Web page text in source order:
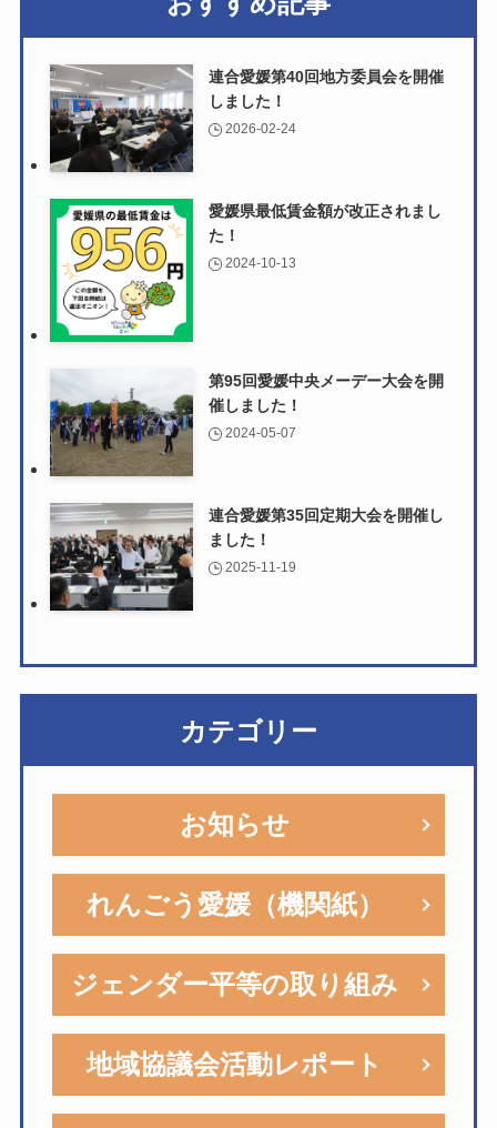
連合愛媛第40回地方委員会を開催
しました！
2026-02-24
愛媛県最低賃金額が改正されまし
た！
2024-10-13
第95回愛媛中央メーデー大会を開
催しました！
2024-05-07
連合愛媛第35回定期大会を開催し
ました！
2025-11-19
カテゴリー
お知らせ
れんごう愛媛（機関紙）
ジェンダー平等の取り組み
地域協議会活動レポート